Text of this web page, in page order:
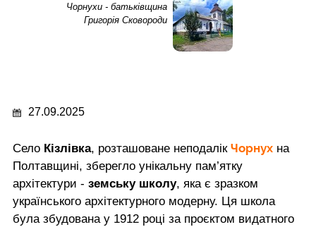
Чорнухи - батьківщина
Григорія Сковороди
27.09.2025
Село Кізлівка, розташоване неподалік Чорнух на
Полтавщині, зберегло унікальну пам’ятку
архітектури - земську школу, яка є зразком
українського архітектурного модерну. Ця школа
була збудована у 1912 році за проєктом видатного